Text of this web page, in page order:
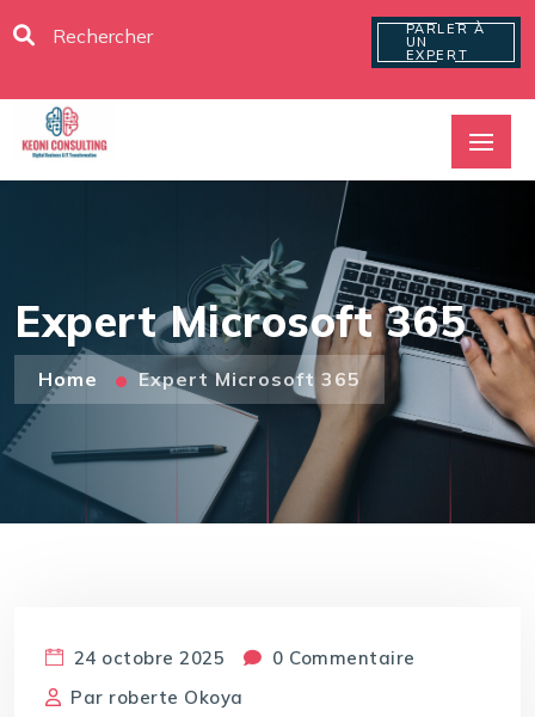
PARLER À
UN
EXPERT
Expert Microsoft 365
Home Expert Microsoft 365
24 octobre 2025
0 Commentaire
Par roberte Okoya